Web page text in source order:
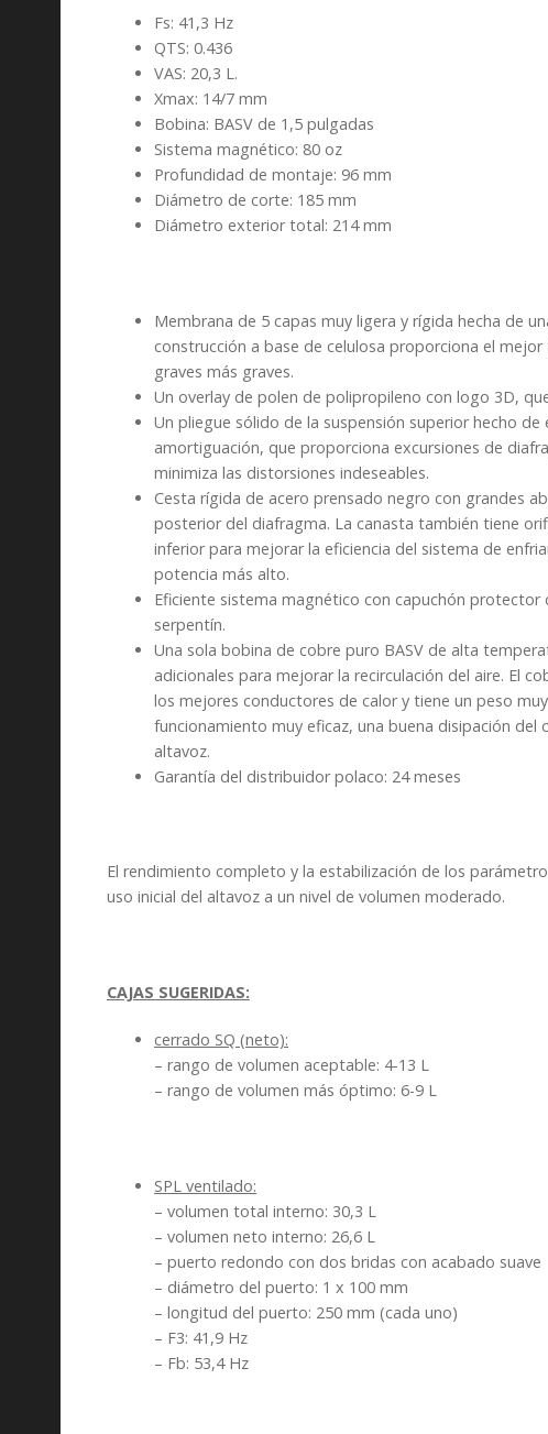
Fs: 41,3 Hz
QTS: 0.436
VAS: 20,3 L.
Xmax: 14/7 mm
Bobina: BASV de 1,5 pulgadas
Sistema magnético: 80 oz
Profundidad de montaje: 96 mm
Diámetro de corte: 185 mm
Diámetro exterior total: 214 mm
Membrana de 5 capas muy ligera y rígida hecha de
construcción a base de celulosa proporciona el
graves más graves.
Un overlay de polen de polipropileno con logo 3D,
Un pliegue sólido de la suspensión superior hecho
amortiguación, que proporciona excursiones de
minimiza las distorsiones indeseables.
Cesta rígida de acero prensado negro con grandes
posterior del diafragma. La canasta también tiene
inferior para mejorar la eficiencia del sistema de
potencia más alto.
Eficiente sistema magnético con capuchón
serpentín.
Una sola bobina de cobre puro BASV de alta
adicionales para mejorar la recirculación del aire. El
los mejores conductores de calor y tiene un peso
funcionamiento muy eficaz, una buena disipación
altavoz.
Garantía del distribuidor polaco: 24 meses
El rendimiento completo y la estabilización de los
uso inicial del altavoz a un nivel de volumen moderado.
CAJAS SUGERIDAS:
cerrado SQ (neto):
– rango de volumen aceptable: 4-13 L
– rango de volumen más óptimo: 6-9 L
SPL ventilado:
– volumen total interno: 30,3 L
– volumen neto interno: 26,6 L
– puerto redondo con dos bridas con acabado suave
– diámetro del puerto: 1 x 100 mm
– longitud del puerto: 250 mm (cada uno)
– F3: 41,9 Hz
– Fb: 53,4 Hz